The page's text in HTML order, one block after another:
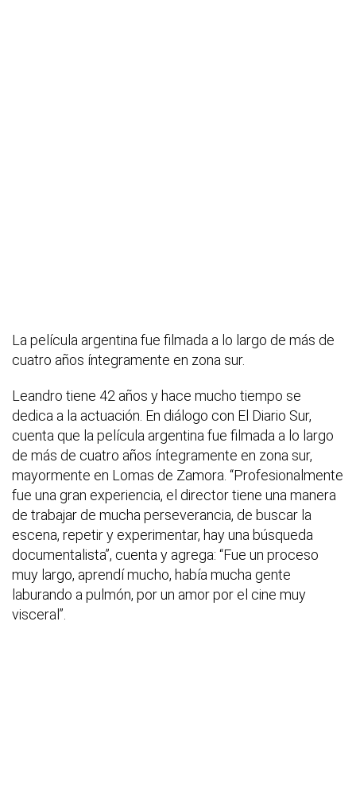
La película argentina fue filmada a lo largo de más de
cuatro años íntegramente en zona sur.
Leandro tiene 42 años y hace mucho tiempo se
dedica a la actuación. En diálogo con El Diario Sur,
cuenta que la película argentina fue filmada a lo largo
de más de cuatro años íntegramente en zona sur,
mayormente en Lomas de Zamora. “Profesionalmente
fue una gran experiencia, el director tiene una manera
de trabajar de mucha perseverancia, de buscar la
escena, repetir y experimentar, hay una búsqueda
documentalista”, cuenta y agrega: “Fue un proceso
muy largo, aprendí mucho, había mucha gente
laburando a pulmón, por un amor por el cine muy
visceral”.